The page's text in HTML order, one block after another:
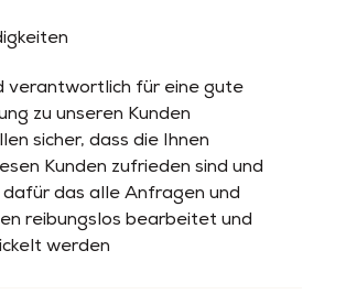
verantwortlich für eine gute
zu unseren Kunden
sicher, dass die Ihnen
Kunden zufrieden sind und
dafür das alle Anfragen und
reibungslos bearbeitet und
werden